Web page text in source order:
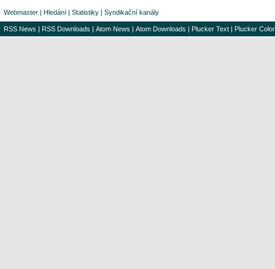
Webmaster | Hledání | Statistiky | Syndikační kanály
RSS News | RSS Downloads | Atom News | Atom Downloads | Plucker Text | Plucker Color